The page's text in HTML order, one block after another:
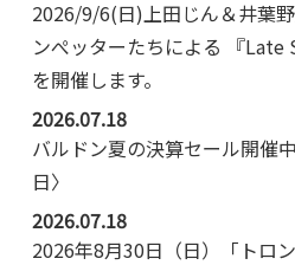
2026/9/6(日)上田じん＆井葉
ンぺッターたちによる 『Late
を開催します。
2026.07.18
バルドン夏の決算セール開催
日〉
2026.07.18
2026年8月30日（日）「トロ